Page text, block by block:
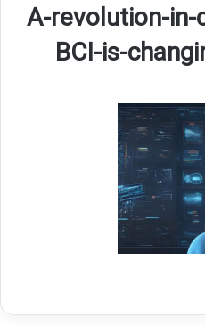
A-revolution-
BCI-is-